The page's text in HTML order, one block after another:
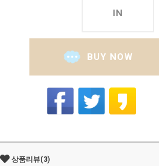
IN
BUY NOW
상품리뷰(3)